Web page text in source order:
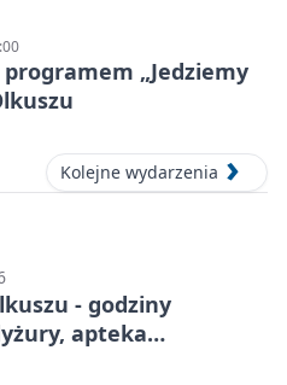
„Jedziemy
Kolejne wydarzenia
- godziny
apteka